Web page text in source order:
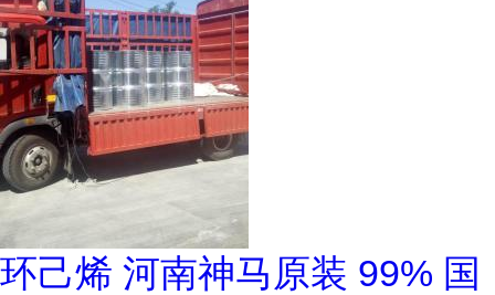
环己烯 河南神马原装 99% 国